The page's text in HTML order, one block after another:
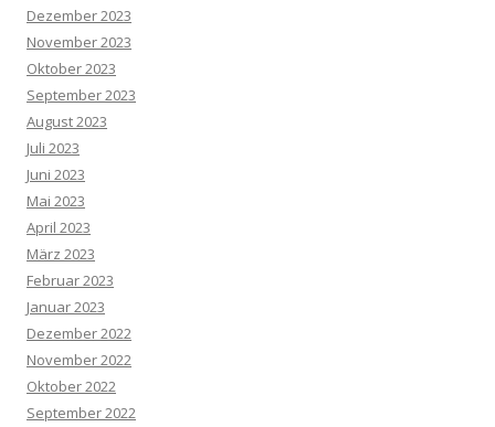
Dezember 2023
November 2023
Oktober 2023
September 2023
August 2023
Juli 2023
Juni 2023
Mai 2023
April 2023
März 2023
Februar 2023
Januar 2023
Dezember 2022
November 2022
Oktober 2022
September 2022